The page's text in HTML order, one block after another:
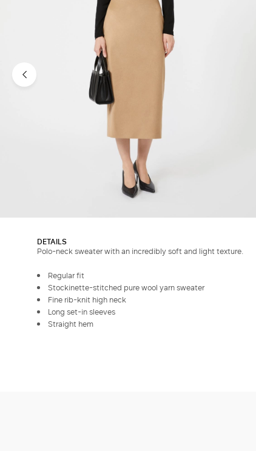
DETAILS
Polo-neck sweater with an incredibly soft and light texture.
Regular fit
Stockinette-stitched pure wool yarn sweater
Fine rib-knit high neck
Long set-in sleeves
Straight hem